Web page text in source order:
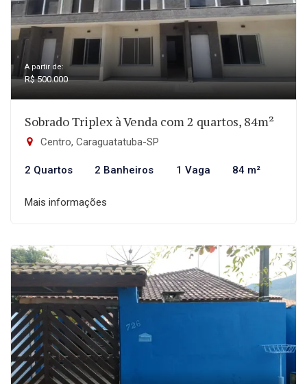
A partir de:
R$ 500.000
Sobrado Triplex à Venda com 2 quartos, 84m²
Centro, Caraguatatuba-SP
2 Quartos 2 Banheiros 1 Vaga 84 m²
Mais informações